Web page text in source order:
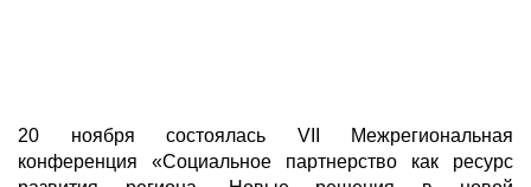
20 ноября состоялась VII Межрегиональная
конференция «Социальное партнерство как ресурс